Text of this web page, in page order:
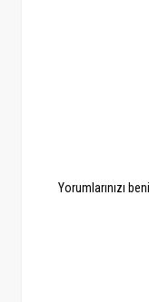
Yorumlarınızı